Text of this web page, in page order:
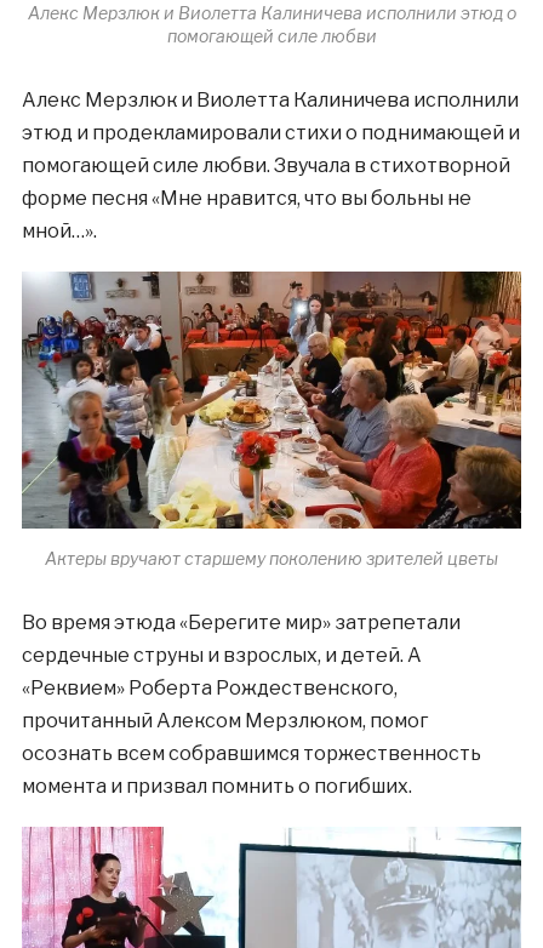
Алекс Мерзлюк и Виолетта Калиничева исполнили этюд о
помогающей силе любви
Алекс Мерзлюк и Виолетта Калиничева исполнили
этюд и продекламировали стихи о поднимающей и
помогающей силе любви. Звучала в стихотворной
форме песня «Мне нравится, что вы больны не
мной…».
Актеры вручают старшему поколению зрителей цветы
Во время этюда «Берегите мир» затрепетали
сердечные струны и взрослых, и детей. А
«Реквием» Роберта Рождественского,
прочитанный Алексом Мерзлюком, помог
осознать всем собравшимся торжественность
момента и призвал помнить о погибших.